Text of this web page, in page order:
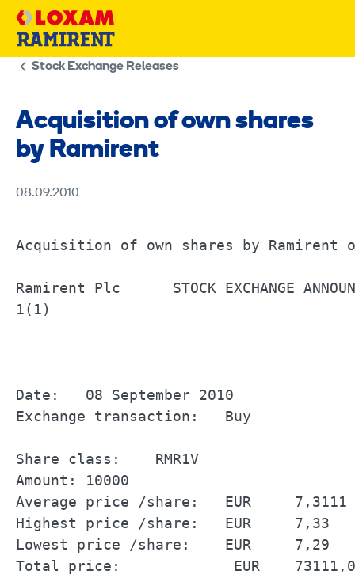
Skip
Stock Exchange Releases
Acquisition of own shares
by Ramirent
08.09.2010
Acquisition of own shares by Ramirent on	08 September
Ramirent Plc      STOCK EXCHANGE ANNOUNCEMENT		08 September 2010
1(1)
Date:	08 September 2010
Exchange transaction:	Buy
Share class:	RMR1V
Amount:	10000
Average price /share:	EUR	7,3111
Highest price /share:	EUR	7,33
Lowest price /share:	EUR	7,29
Total price:	         EUR	73111,00